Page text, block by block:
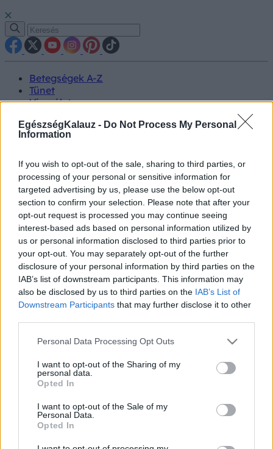
EgészségKalauz - Do Not Process My Personal
Information
If you wish to opt-out of the sale, sharing to third parties, or
processing of your personal or sensitive information for
targeted advertising by us, please use the below opt-out
section to confirm your selection. Please note that after your
opt-out request is processed you may continue seeing
interest-based ads based on personal information utilized by
us or personal information disclosed to third parties prior to
your opt-out. You may separately opt-out of the further
disclosure of your personal information by third parties on the
IAB’s list of downstream participants. This information may
also be disclosed by us to third parties on the IAB’s List of
Downstream Participants that may further disclose it to other
Please note that this website/app uses one or more Google
not limited to your visit or usage behaviour. You may click to
grant or deny consent to Google and its third-party tags to
use your data for below specified purposes in below Google
consent section.
Personal Data Processing Opt Outs
I want to opt-out of the Sharing of my
personal data.
Opted In
I want to opt-out of the Sale of my
Personal Data.
Opted In
Betegségek A-Z
Tünet
Vizsgálat
Életmódváltás
Kutatás
Hírek
Videók
Kisállatok egészsége
#allergia #influenza#cukorbetegség
#orvosmeteorológia#vérnyomás#stroke#rákbetegség
#pajzsmirigy#reflux#ekcéma#herpesz
Regisztráció
Ízületi betegség